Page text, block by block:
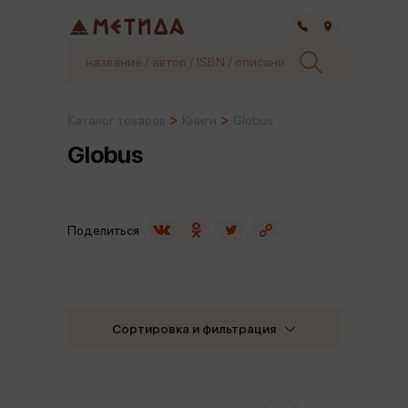
Globus
Сортировка и фильтрация
Поделиться